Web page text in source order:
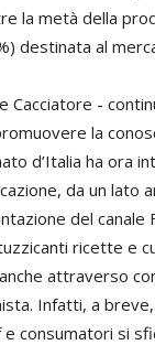
la metà della
destinata al
Cacciatore -
la
d’Italia ha ora
da un lato
del canale
ricette e
attraverso
Infatti, a
e consumatori si